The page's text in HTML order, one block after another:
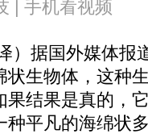
| 手机看视频
）据国外媒体
生物体，这种
结果是真的，
平凡的海绵状